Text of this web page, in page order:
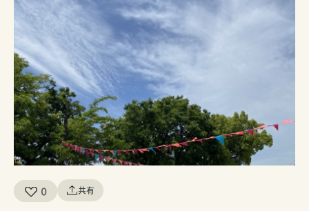
0 共有